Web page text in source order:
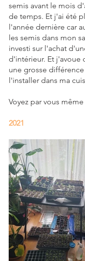
semis avant le mois
de temps. Et j'ai été
l'année dernière car
les semis dans mon
investi sur l'achat
d'intérieur. Et j'avoue
une grosse
l'installer dans ma
Voyez par vous même